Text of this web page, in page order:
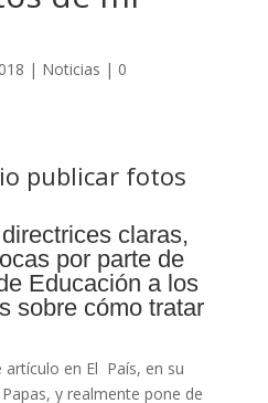
| Noticias | 0
publicar fotos
claras,
por parte de
Educación a los
sobre cómo tratar
en El País, en su
y realmente pone de